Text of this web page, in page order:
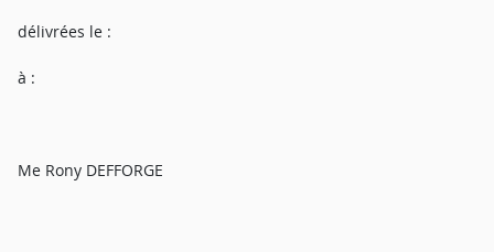
délivrées le :
à :
Me Rony DEFFORGE